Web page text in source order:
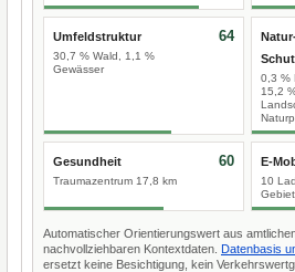
Umfeldstruktur
30,7 % Wald, 1,1 %
Gewässer
64
0,3 %
15,2
Gesundheit
Traumazentrum 17,8 km
60 E-
10
Gebiet
Automatischer Orientierungswert aus
nachvollziehbaren Kontextdaten. Datenbasis
ersetzt keine Besichtigung, kein